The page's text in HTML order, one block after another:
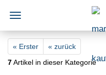
« Erster
« zurück
7Artikel in dieser Kategorie